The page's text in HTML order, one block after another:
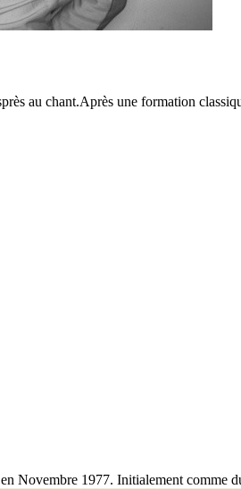
au chant.Après une formation
Novembre 1977. Initialement comme